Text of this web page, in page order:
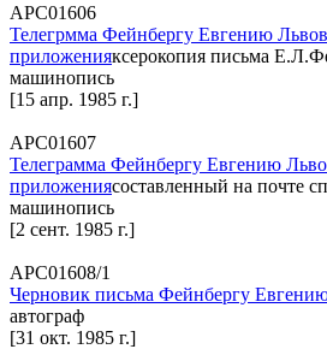
АРС01606
Телегрмма Фейнбергу Евгению
приложенияксерокопия письма
машинопись
[15 апр. 1985 г.]
АРС01607
Телеграмма Фейнбергу Евгению
приложениясоставленный на почте
машинопись
[2 сент. 1985 г.]
АРС01608/1
Черновик письма Фейнбергу
автограф
[31 окт. 1985 г.]